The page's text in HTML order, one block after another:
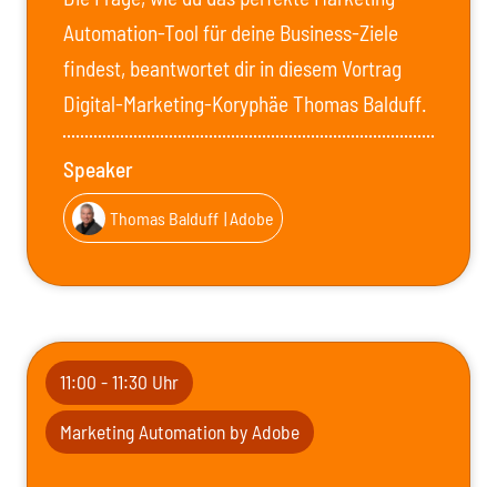
Automation-Tool für deine Business-Ziele
findest, beantwortet dir in diesem Vortrag
Digital-Marketing-Koryphäe Thomas Balduff.
Speaker
Thomas Balduff | Adobe
11:00 - 11:30 Uhr
Marketing Automation by Adobe